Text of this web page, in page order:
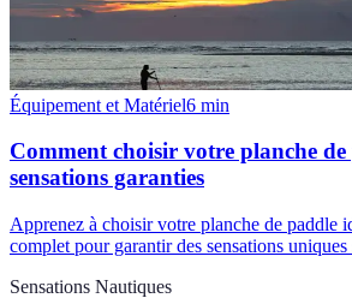
Équipement et Matériel6 min
Comment choisir votre planche
sensations garanties
Apprenez à choisir votre planche de paddle
complet pour garantir des sensations uniques
Sensations Nautiques